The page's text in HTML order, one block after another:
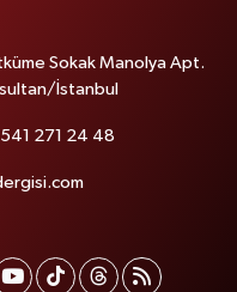
Sokak Manolya Apt.
İstanbul
271 24 48